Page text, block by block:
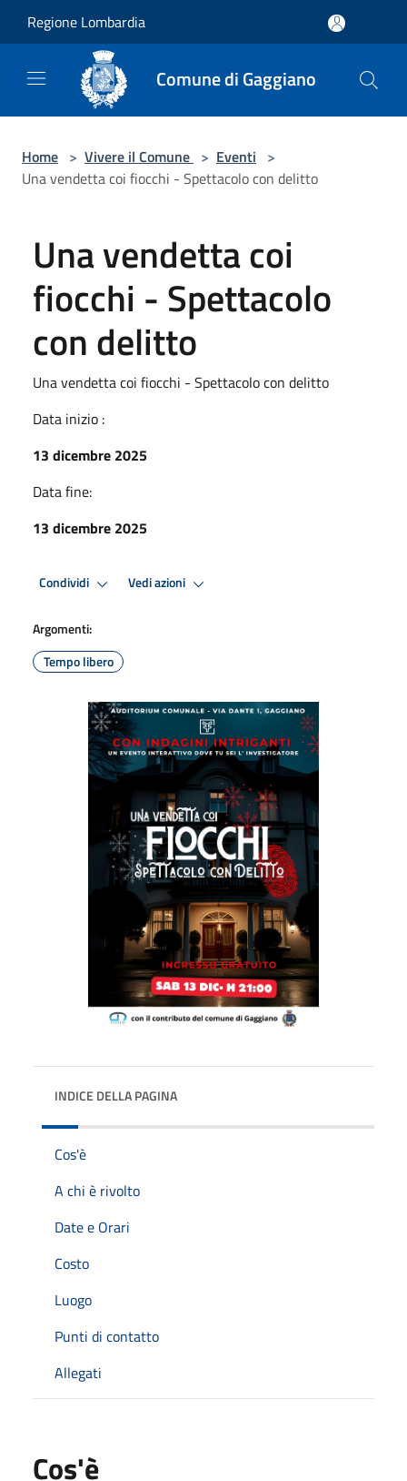
Regione Lombardia
Comune di Gaggiano
Home > Vivere il Comune > Eventi >
Una vendetta coi fiocchi - Spettacolo con delitto
Una vendetta coi
fiocchi - Spettacolo
con delitto
Una vendetta coi fiocchi - Spettacolo con delitto
Data inizio :
13 dicembre 2025
Data fine:
13 dicembre 2025
Condividi Vedi azioni
Argomenti:
Tempo libero
INDICE DELLA PAGINA
Cos'è
A chi è rivolto
Date e Orari
Costo
Luogo
Punti di contatto
Allegati
Cos'è